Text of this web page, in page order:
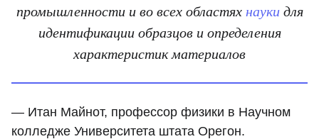
промышленности и во всех областяхнаукидля
идентификации образцов и определения
характеристик материалов
— Итан Майнот, профессор физики в Научном
колледже Университета штата Орегон.